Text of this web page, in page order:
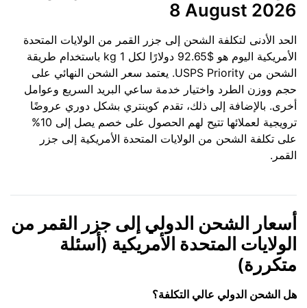
8 August 2026
الحد الأدنى لتكلفة الشحن إلى جزر القمر من الولايات المتحدة
الأمريكية اليوم هو $92.65 دولارًا لكل 1 kg باستخدام طريقة
الشحن من USPS Priority. يعتمد سعر الشحن النهائي على
حجم ووزن الطرد واختيار خدمة ساعي البريد السريع وعوامل
أخرى. بالإضافة إلى ذلك، تقدم كوينتري بشكل دوري عروضًا
ترويجية لعملائها تتيح لهم الحصول على خصم يصل إلى 10%
على تكلفة الشحن من الولايات المتحدة الأمريكية إلى جزر
القمر.
أسعار الشحن الدولي إلى جزر القمر من
الولايات المتحدة الأمريكية (أسئلة
متكررة)
هل الشحن الدولي عالي التكلفة؟